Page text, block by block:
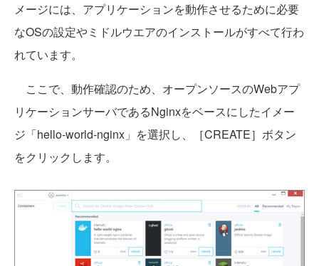
メージには、アプリケーションを動作させるために必要
なOSの設定やミドルウエアのインストールがすべて行わ
れています。
ここで、動作確認のため、オープンソースのWebアプ
リケーションサーバであるNginxをベースにしたイメー
ジ「hello-world-nginx」を選択し、［CREATE］ボタン
をクリックします。